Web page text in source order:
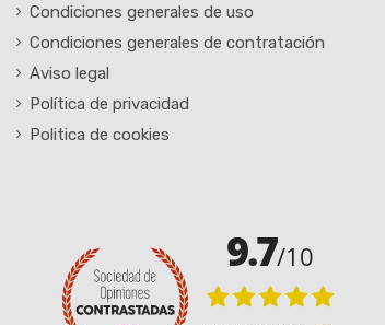
Condiciones generales de uso
Condiciones generales de contratación
Aviso legal
Política de privacidad
Politica de cookies